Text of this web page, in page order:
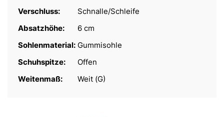
Verschluss:
Schnalle/Schleife
Absatzhöhe:
6 cm
Sohlenmaterial: Gummisohle
Schuhspitze:
Offen
Weitenmaß:
Weit (G)